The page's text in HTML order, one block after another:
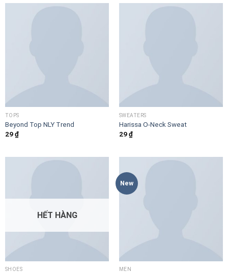
4.290.000 ₫.
TOPS
Beyond Top NLY Trend
29₫
SWEATERS
Harissa O-Neck Sweat
29₫
HẾT HÀNG
SHOES
New
MEN